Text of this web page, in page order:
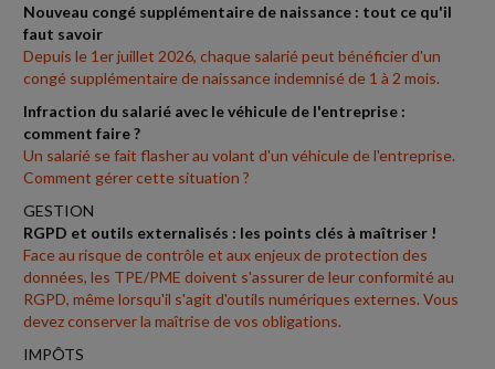
Nouveau congé supplémentaire de naissance : tout ce qu'il
faut savoir
Depuis le 1er juillet 2026, chaque salarié peut bénéficier d'un
congé supplémentaire de naissance indemnisé de 1 à 2 mois.
Infraction du salarié avec le véhicule de l'entreprise :
comment faire ?
Un salarié se fait flasher au volant d'un véhicule de l'entreprise.
Comment gérer cette situation ?
GESTION
RGPD et outils externalisés : les points clés à maîtriser !
Face au risque de contrôle et aux enjeux de protection des
données, les TPE/PME doivent s'assurer de leur conformité au
RGPD, même lorsqu'il s'agit d'outils numériques externes. Vous
devez conserver la maîtrise de vos obligations.
IMPÔTS